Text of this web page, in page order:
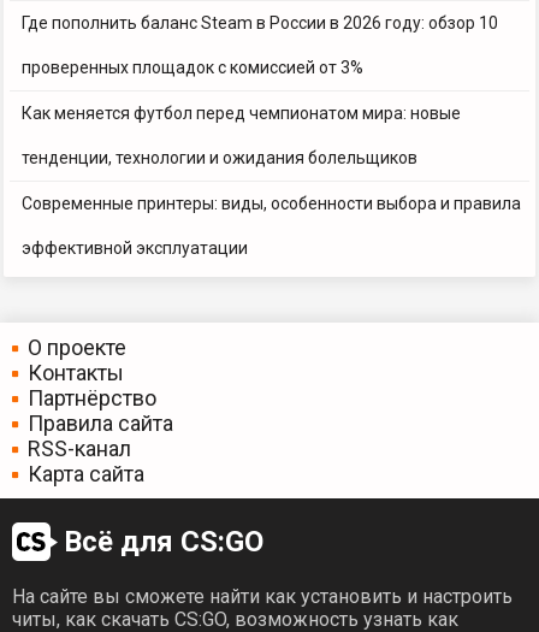
Где пополнить баланс Steam в России в 2026 году: обзор 10
проверенных площадок с комиссией от 3%
Как меняется футбол перед чемпионатом мира: новые
тенденции, технологии и ожидания болельщиков
Современные принтеры: виды, особенности выбора и правила
эффективной эксплуатации
О проекте
Контакты
Партнёрство
Правила сайта
RSS-канал
Карта сайта
Всё для CS:GO
На сайте вы сможете найти как установить и настроить
читы, как скачать CS:GO, возможность узнать как